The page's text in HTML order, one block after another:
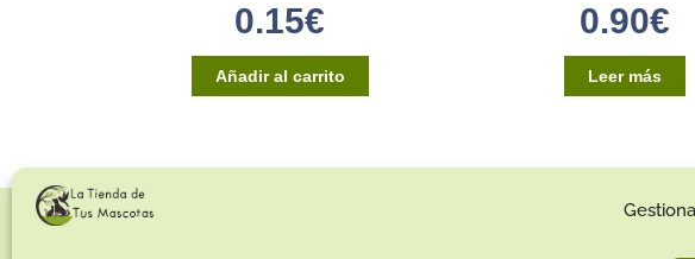
0.15€
Añadir al carrito
0.90€
Leer más
Contacto: